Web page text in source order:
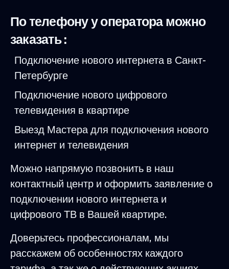
По телефону у оператора можно
заказать :
Подключение нового интернета в Санкт-
Петербурге
Подключение нового цифрового
телевидения в квартире
Выезд Мастера для подключения нового
интернет и телевидения
Можно напрямую позвонить в наш
контактный центр и оформить заявление о
подключении нового интернета и
цифрового ТВ в Вашей квартире.
Доверьтесь профессионалам, мы
расскажем об особенностях каждого